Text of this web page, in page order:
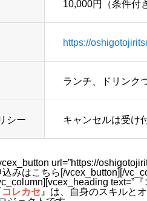
10,000円（条件付
https://
ランチ、ドリンク
シー キャンセルは受け
url=”https://
込みはこちら[/vcex_button][/
text=”
コレカセ 』は、自身のスキルと